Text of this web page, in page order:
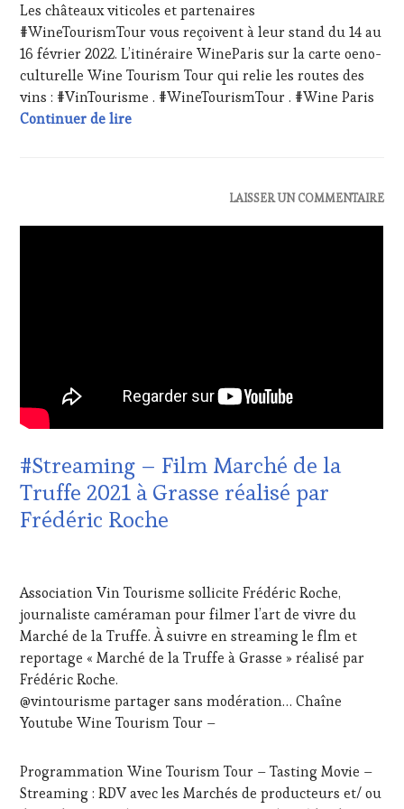
LA
HAUTE
GASTRONOMIE
FRANÇAISE ,
INVITATIONS
&
DÉGUSTATIONS,
MÉDIAS,
TOURISME
PRODUCTEURS
TERROIR
CHEF,
ŒNOLOGUE,
SOMMELIER,
WINE
TASTING
VOUCHER,
WINE
TOURISM
FAME,
WINE
TOURISM
TOUR,
2022
Les châteaux viticoles et partenaires
#WineTourismTour vous reçoivent à leur stand du 14 au
16 février 2022. L’itinéraire WineParis sur la carte oeno-
culturelle Wine Tourism Tour qui relie les routes des
vins : #VinTourisme . #WineTourismTour . #Wine Paris
Continuer de lireWine Paris sur l’itinéraire Wine Tourism
DOMAINE
VITICOLE,
ADHÉRENT,
TOURISME,
EDITION
LES
CLÉS
DE
LA
HAUTE
GASTRONOMIE
FRANÇAISE
INVITATIONS
&
DÉGUSTATIONS,
LIVE
STREAMING
LAISSER UN COMMENTAIRE
#Streaming – Film Marché de la
Truffe 2021 à Grasse réalisé par
Frédéric Roche
2021
Association Vin Tourisme sollicite Frédéric Roche,
journaliste caméraman pour filmer l’art de vivre du
Marché de la Truffe. À suivre en streaming le flm et
reportage « Marché de la Truffe à Grasse » réalisé par
Frédéric Roche.
@vintourisme partager sans modération… Chaîne
Youtube Wine Tourism Tour –
Programmation Wine Tourism Tour – Tasting Movie –
Streaming : RDV avec les Marchés de producteurs et/ ou